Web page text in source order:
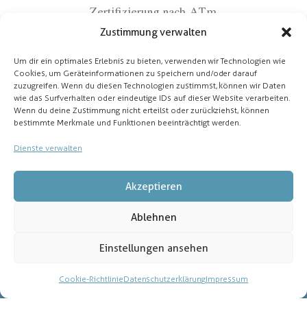
Zustimmung verwalten
Um dir ein optimales Erlebnis zu bieten, verwenden wir Technologien wie
Cookies, um Geräteinformationen zu speichern und/oder darauf
zuzugreifen. Wenn du diesen Technologien zustimmst, können wir Daten
wie das Surfverhalten oder eindeutige IDs auf dieser Website verarbeiten.
Wenn du deine Zustimmung nicht erteilst oder zurückziehst, können
bestimmte Merkmale und Funktionen beeinträchtigt werden.
Dienste verwalten
Akzeptieren
Ablehnen
Einstellungen ansehen
Cookie-RichtlinieDatenschutzerklärungImpressum
Zertifizierung nach ATm
Partner